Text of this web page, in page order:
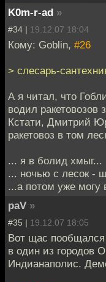
K0m-r-ad »
#34 | 19.12.07 18:04
Кому: Goblin, #26
> слесарь-
А я читал, что
водил ракетовозов
Кстати, Дмитрий
ракетовоз в том
... я в болид хмыг...
... ночью с лесок -
...а потом уже могу
paV »
#35 | 19.12.07 18:05
Вот щас пообщался
в один из городов
Индианаполис.